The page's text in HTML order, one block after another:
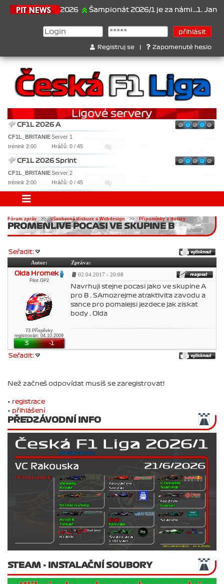
21.6.2026 Šampionát 2026/1 je za námi...1. Jan
Registruj se Zapomenuté heslo
CF1L 2026 A
CF1L_BRITANIEServer 1
trénink 2:00
Hráčů: 0 / 45
CF1L 2026 Sprint
CF1L_BRITANIEServer 2
trénink 2:00
Hráčů: 0 / 45
Fórum zpráv >>Všeobecná diskuze a Webdesign >> Připomínky a dotazy
PROMENLIVE POCASI VE SKUPINE B
Seřadit:
Autor:
Zpráva:
Olda Hromek
Pilot GP2
73 Příspěvky
registrován: 04.10.2009
3 -1
02.04.2017 - 20:08
Navrhuji stejne pocasi jako ve skupine A
pro B . SAmozrejme atraktivita zavodu a
sance pro pomalejsi jezdece jak ziskat
body . Olda
Seřadit:
Než začneš odpovídat musíš se zaregistrovat!
• registrace
• přihlášení
PŘEDZÁVODNÍ INFO
STEAM - INSTALAČNÍ SOUBORY